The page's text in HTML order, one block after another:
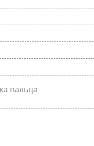
пальца